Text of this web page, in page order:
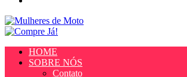
HOME
SOBRE NÓS
Contato